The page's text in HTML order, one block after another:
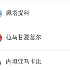
佩塔提科
拉马甘夏普尔
内坦亚马卡比